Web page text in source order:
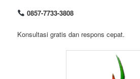
0857-7733-3808
Konsultasi gratis dan respons cepat.